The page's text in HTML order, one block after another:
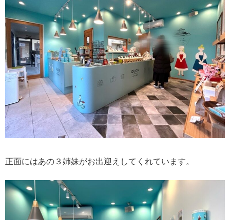
正面にはあの３姉妹がお出迎えしてくれています。